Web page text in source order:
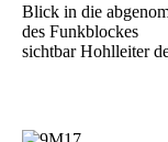
Blick in die
des Funkblockes
sichtbar Hohlleiter